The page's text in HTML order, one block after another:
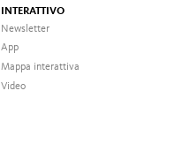
INTERATTIVO
Newsletter
App
Mappa interattiva
Video